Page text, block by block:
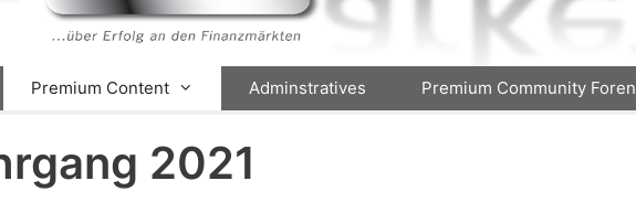
Premium Content Adminstratives Premium Community Foren
2021